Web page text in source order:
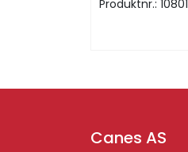
Produktnr.: 10801
Canes AS